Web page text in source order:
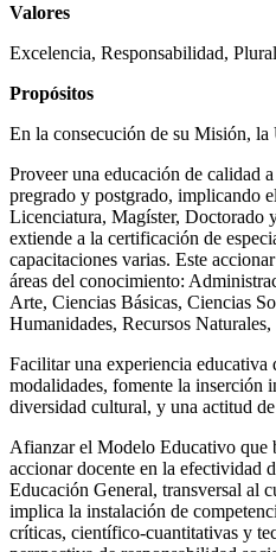
Valores
Excelencia, Responsabilidad,
Propósitos
En la consecución de su Misión,
Proveer una educación de calidad
pregrado y postgrado, implicando
Licenciatura, Magíster, Doctorado
extiende a la certificación de
capacitaciones varias. Este
áreas del conocimiento:
Arte, Ciencias Básicas, Ciencias
Humanidades, Recursos
Facilitar una experiencia educativa
modalidades, fomente la inserción
diversidad cultural, y una actitud
Afianzar el Modelo Educativo que
accionar docente en la efectividad
Educación General, transversal al
implica la instalación de
críticas, científico-cuantitativas y